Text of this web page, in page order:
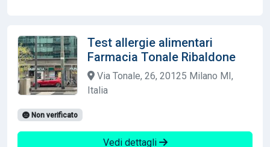
Test allergie alimentari
Farmacia Tonale Ribaldone
Via Tonale, 26, 20125 Milano MI,
Italia
Non verificato
Vedi dettagli